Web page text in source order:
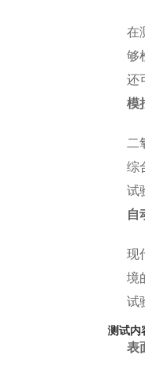
在
够
还
模
二
综
试
自
现
境
试
测试内
表